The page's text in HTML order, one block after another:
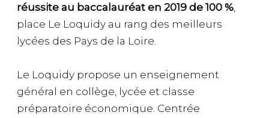
réussite au baccalauréat en 2019 de 100 %
place Le Loquidy au rang des meilleurs
lycées des Pays de la Loire.
Le Loquidy propose un enseignement
général en collège, lycée et classe
préparatoire économique. Centrée